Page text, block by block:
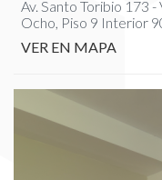
Av. Santo Toribio 173
Ocho, Piso 9 Interior
VER EN MAPA